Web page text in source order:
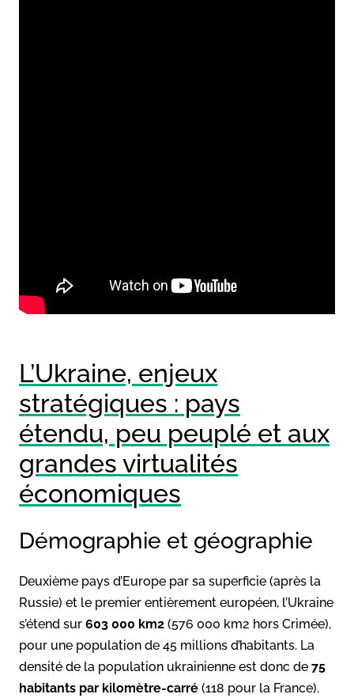
L’Ukraine, enjeux
stratégiques : pays
étendu, peu peuplé et aux
grandes virtualités
économiques
Démographie et géographie
Deuxième pays d’Europe par sa superficie (après la
Russie) et le premier entièrement européen, l’Ukraine
s’étend sur 603 000 km2 (576 000 km2 hors Crimée),
pour une population de 45 millions d’habitants. La
densité de la population ukrainienne est donc de 75
habitants par kilomètre-carré (118 pour la France).